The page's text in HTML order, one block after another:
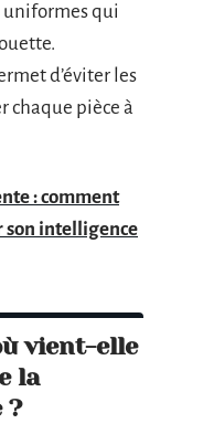
uniformes qui
d’éviter les
chaque pièce à
: comment
son intelligence
vient-elle
la
?